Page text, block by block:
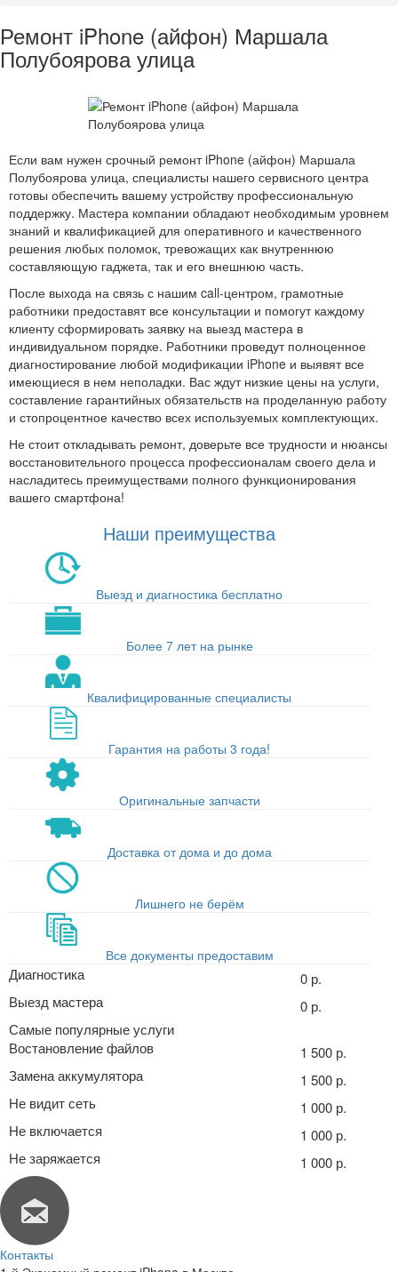
Ремонт iPhone (айфон) Маршала
Полубоярова улица
Если вам нужен срочный ремонт iPhone (айфон) Маршала
Полубоярова улица, специалисты нашего сервисного центра
готовы обеспечить вашему устройству профессиональную
поддержку. Мастера компании обладают необходимым уровнем
знаний и квалификацией для оперативного и качественного
решения любых поломок, тревожащих как внутреннюю
составляющую гаджета, так и его внешнюю часть.
После выхода на связь с нашим call-центром, грамотные
работники предоставят все консультации и помогут каждому
клиенту сформировать заявку на выезд мастера в
индивидуальном порядке. Работники проведут полноценное
диагностирование любой модификации iPhone и выявят все
имеющиеся в нем неполадки. Вас ждут низкие цены на услуги,
составление гарантийных обязательств на проделанную работу
и стопроцентное качество всех используемых комплектующих.
Не стоит откладывать ремонт, доверьте все трудности и нюансы
восстановительного процесса профессионалам своего дела и
насладитесь преимуществами полного функционирования
вашего смартфона!
Наши преимущества
Выезд и диагностика бесплатно
Более 7 лет на рынке
Квалифицированные специалисты
Гарантия на работы 3 года!
Оригинальные запчасти
Доставка от дома и до дома
Лишнего не берём
Все документы предоставим
Диагностика
0 р.
Выезд мастера
0 р.
Самые популярные услуги
Востановление файлов
1 500 р.
Замена аккумулятора
1 500 р.
Не видит сеть
1 000 р.
Не включается
1 000 р.
Не заряжается
1 000 р.
Контакты